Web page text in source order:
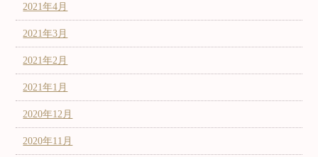
2021年4月
2021年3月
2021年2月
2021年1月
2020年12月
2020年11月